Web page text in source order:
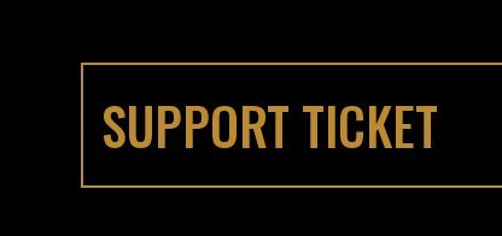
SUPPORT TICKET